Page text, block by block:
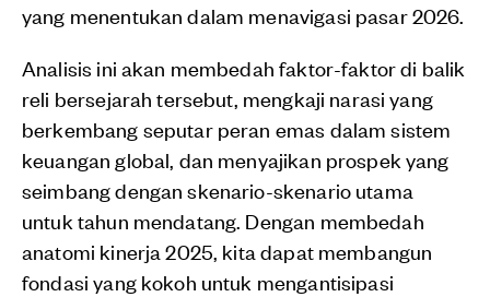
yang menentukan dalam menavigasi pasar 2026.
Analisis ini akan membedah faktor-faktor di balik
reli bersejarah tersebut, mengkaji narasi yang
berkembang seputar peran emas dalam sistem
keuangan global, dan menyajikan prospek yang
seimbang dengan skenario-skenario utama
untuk tahun mendatang. Dengan membedah
anatomi kinerja 2025, kita dapat membangun
fondasi yang kokoh untuk mengantisipasi